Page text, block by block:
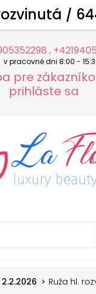
,
dni 8:00 -
pre
prihláste sa
Ruža hl.
/